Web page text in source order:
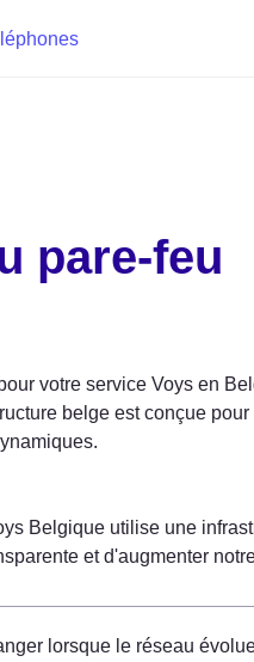
pare-feu
votre service Voys en
belge est conçue pour
Belgique utilise une
et d'augmenter
lorsque le réseau